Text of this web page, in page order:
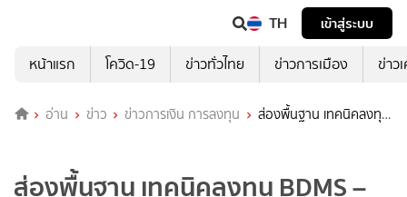
TH
เข้าสู่ระบบ
หน้าแรก
โควิด-19 ข่าวทั่วไทย ข่าวการเมือง ข่าว
อ่าน ข่าว ข่าวการเงิน การลงทุน
ส่องพื้นฐาน เทคนิคลงทุน
ส่องพื้นฐาน เทคนิคลงทุน BDMS –